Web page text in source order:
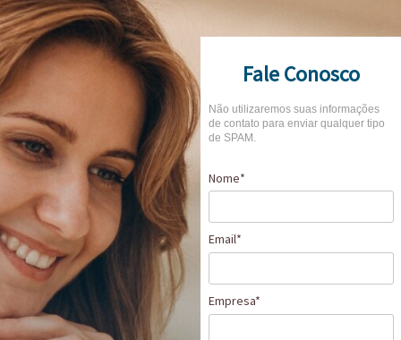
Fale Conosco
Não utilizaremos suas informações
de contato para enviar qualquer tipo
de SPAM.
Nome*
Email*
Empresa*